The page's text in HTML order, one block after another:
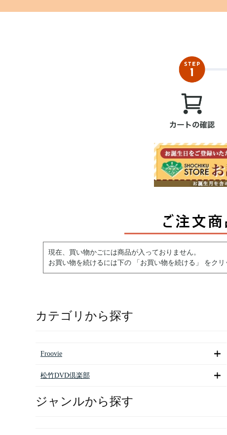
現在、買い物かごには商品が入っておりません。
お買い物を続けるには下の 「お買い物を続ける」 をクリ
カテゴリから探す
Froovie
松竹DVD倶楽部
ジャンルから探す